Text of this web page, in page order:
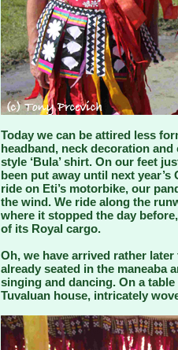
Today we can be attired less
headband, neck decoration
style ‘Bula’ shirt. On our feet
been put away until next year’s
ride on Eti’s motorbike, our
the wind. We ride along the
where it stopped the day
of its Royal cargo.
Oh, we have arrived rather
already seated in the maneaba
singing and dancing. On a
Tuvaluan house, intricately